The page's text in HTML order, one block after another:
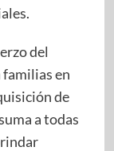
del
en
de
a todas